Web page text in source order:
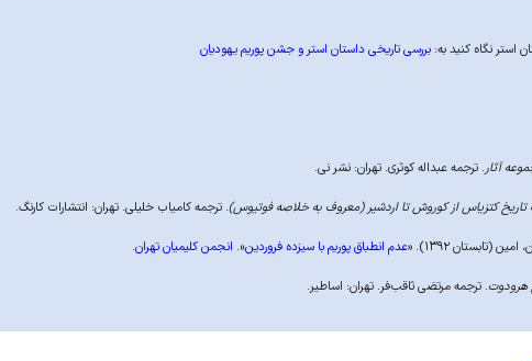
بررسی تاریخی داستان استر و جشن پوریم یهودیان
آثار. ترجمه عبداله کوثری. تهران: نشر نی.
کتزیاس از کوروش تا اردشیر (معروف به خلاصه فوتیوس). ترجمه کامیاب خلیلی. تهران: انتشارات کارنگ.
(تابستان ١۳۹۲). « عدم انطباق پوریم با سیزده فروردین». انجمن کلیمیان تهران.
هرودوت. ترجمه مرتضی ثاقب‌فر. تهران: اساطیر.